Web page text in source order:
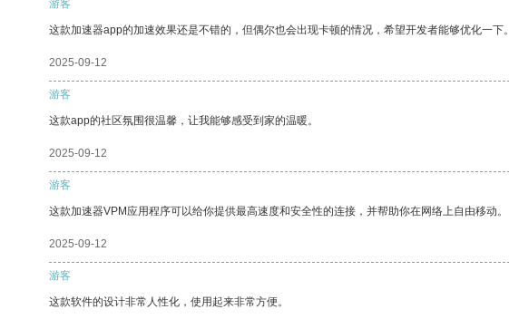
游客
这款加速器app的加速效果还是不错的，但偶尔也会出现卡顿的情况，希望开发者能够优化一下。
2025-09-12
游客
这款app的社区氛围很温馨，让我能够感受到家的温暖。
2025-09-12
游客
这款加速器VPM应用程序可以给你提供最高速度和安全性的连接，并帮助你在网络上自由移动。
2025-09-12
游客
这款软件的设计非常人性化，使用起来非常方便。